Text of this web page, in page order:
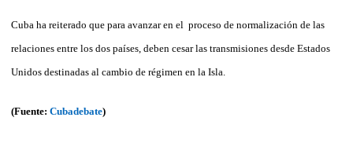
Cuba ha reiterado que para avanzar en el proceso de normalización de las
relaciones entre los dos países, deben cesar las transmisiones desde Estados
Unidos destinadas al cambio de régimen en la Isla.
(Fuente: Cubadebate)